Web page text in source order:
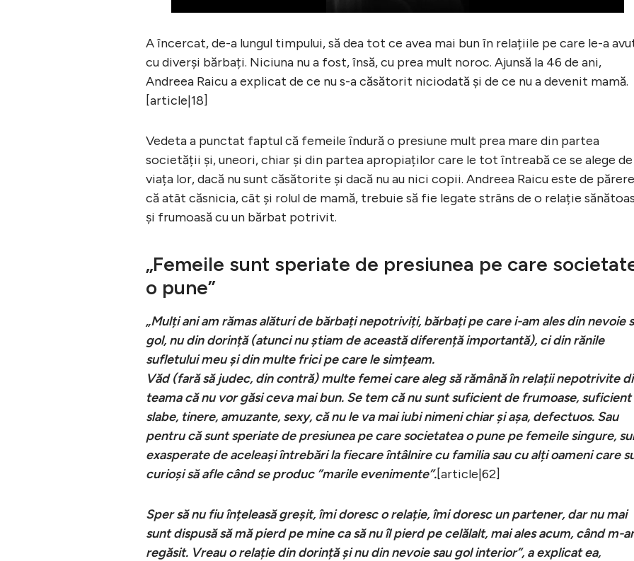
A încercat, de-a lungul timpului, să dea tot ce avea mai bun în relațiile pe care le-a
cu diverși bărbați. Niciuna nu a fost, însă, cu prea mult noroc. Ajunsă la 46 de ani,
Andreea Raicu a explicat de ce nu s-a căsătorit niciodată și de ce nu a devenit mamă.
[article|18]
Vedeta a punctat faptul că femeile îndură o presiune mult prea mare din partea
societății și, uneori, chiar și din partea apropiaților care le tot întreabă ce se alege de
viața lor, dacă nu sunt căsătorite și dacă nu au nici copii. Andreea Raicu este de părere
că atât căsnicia, cât și rolul de mamă, trebuie să fie legate strâns de o relație
și frumoasă cu un bărbat potrivit.
„Femeile sunt speriate de presiunea pe care
o pune”
„Mulți ani am rămas alături de bărbați nepotriviți, bărbați pe care i-am ales din nevoie
gol, nu din dorință (atunci nu știam de această diferență importantă), ci din rănile
sufletului meu și din multe frici pe care le simțeam.
Văd (fară să judec, din contră) multe femei care aleg să rămână în relații nepotrivite
teama că nu vor găsi ceva mai bun. Se tem că nu sunt suficient de frumoase,
slabe, tinere, amuzante, sexy, că nu le va mai iubi nimeni chiar și așa, defectuos. Sau
pentru că sunt speriate de presiunea pe care societatea o pune pe femeile singure,
exasperate de aceleași întrebări la fiecare întâlnire cu familia sau cu alți oameni care
curioși să afle când se produc ”marile evenimente”.[article|62]
Sper să nu fiu înțeleasă greșit, îmi doresc o relație, îmi doresc un partener, dar nu mai
sunt dispusă să mă pierd pe mine ca să nu îl pierd pe celălalt, mai ales acum, când m-
regăsit. Vreau o relație din dorință și nu din nevoie sau gol interior”, a explicat ea,